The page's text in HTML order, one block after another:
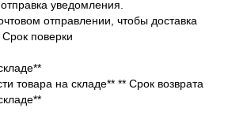
уведомления.
отправлении, чтобы доставка
поверки
товара на складе** ** Срок возврата